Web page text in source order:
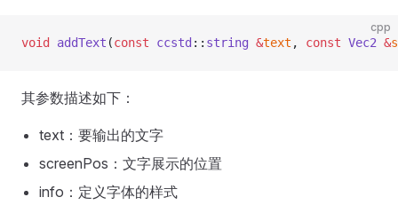
cpp
void addText (const ccstd :: string &text , const Vec2 &
其参数描述如下：
text：要输出的文字
screenPos：文字展示的位置
info：定义字体的样式